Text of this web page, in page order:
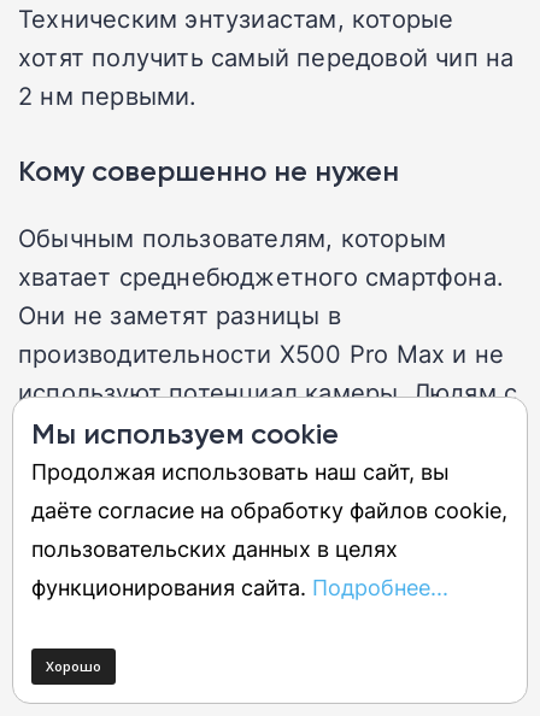
Техническим энтузиастам, которые
хотят получить самый передовой чип на
2 нм первыми.
Кому совершенно не нужен
Обычным пользователям, которым
хватает среднебюджетного смартфона.
Они не заметят разницы в
производительности X500 Pro Max и не
используют потенциал камеры. Людям с
маленькими руками или тем, кто носит
телефон в кармане узких джинсов.
Покупателям, ограниченным в бюджете,
так как цена X500 Pro Max будет
запредельной. Тем, кому важна
сервис.
Мы используем cookie
Продолжая использовать наш сайт, вы
даёте согласие на обработку файлов cookie,
пользовательских данных в целях
функционирования сайта. Подробнее...